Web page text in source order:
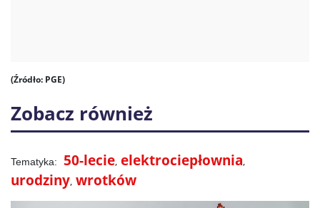
(Źródło: PGE)
Zobacz również
50-lecie elektrociepłownia
urodziny wrotków